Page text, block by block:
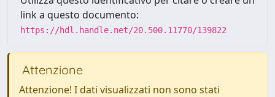
link a questo documento:
https://hdl.handle.net/20.500.11770/139822
Attenzione
Attenzione! I dati visualizzati non sono stati